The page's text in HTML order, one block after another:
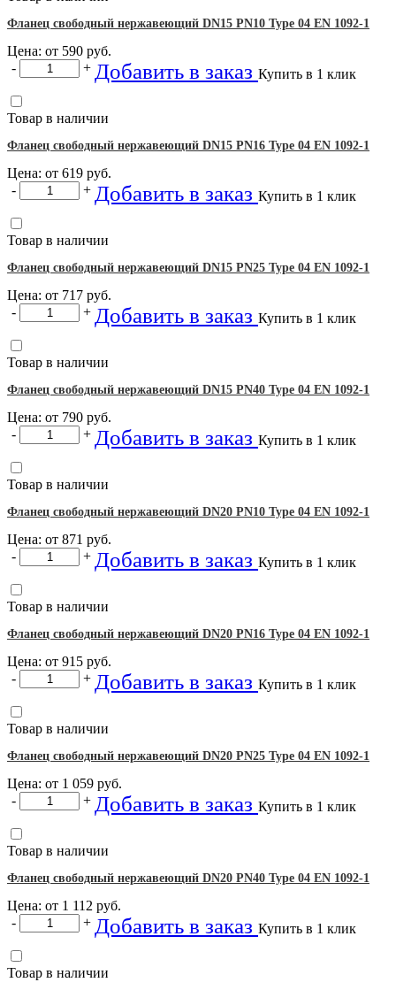
Фланец свободный нержавеющий DN15 PN10 Type 04 EN 1092-1
Цена: от 590 руб.
-
+ Добавить в заказ Купить в 1 клик
Товар в наличии
Фланец свободный нержавеющий DN15 PN16 Type 04 EN 1092-1
Цена: от 619 руб.
-
+ Добавить в заказ Купить в 1 клик
Товар в наличии
Фланец свободный нержавеющий DN15 PN25 Type 04 EN 1092-1
Цена: от 717 руб.
-
+ Добавить в заказ Купить в 1 клик
Товар в наличии
Фланец свободный нержавеющий DN15 PN40 Type 04 EN 1092-1
Цена: от 790 руб.
-
+ Добавить в заказ Купить в 1 клик
Товар в наличии
Фланец свободный нержавеющий DN20 PN10 Type 04 EN 1092-1
Цена: от 871 руб.
-
+ Добавить в заказ Купить в 1 клик
Товар в наличии
Фланец свободный нержавеющий DN20 PN16 Type 04 EN 1092-1
Цена: от 915 руб.
-
+ Добавить в заказ Купить в 1 клик
Товар в наличии
Фланец свободный нержавеющий DN20 PN25 Type 04 EN 1092-1
Цена: от 1 059 руб.
-
+ Добавить в заказ Купить в 1 клик
Товар в наличии
Фланец свободный нержавеющий DN20 PN40 Type 04 EN 1092-1
Цена: от 1 112 руб.
-
+ Добавить в заказ Купить в 1 клик
Товар в наличии